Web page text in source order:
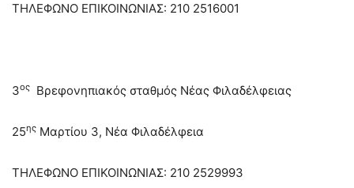
ΤΗΛΕΦΩΝΟ ΕΠΙΚΟΙΝΩΝΙΑΣ: 210 2516001
3ος Βρεφονηπιακός σταθμός Νέας Φιλαδέλφειας
25ης Μαρτίου 3, Νέα Φιλαδέλφεια
ΤΗΛΕΦΩΝΟ ΕΠΙΚΟΙΝΩΝΙΑΣ: 210 2529993